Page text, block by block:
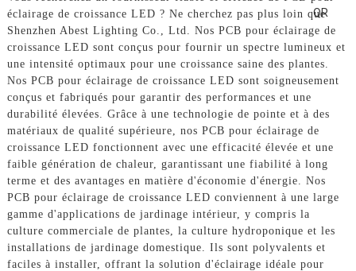
éclairage de croissance LED ? Ne cherchez pas plus loin que
Shenzhen Abest Lighting Co., Ltd. Nos PCB pour éclairage de
croissance LED sont conçus pour fournir un spectre lumineux et
une intensité optimaux pour une croissance saine des plantes.
Nos PCB pour éclairage de croissance LED sont soigneusement
conçus et fabriqués pour garantir des performances et une
durabilité élevées. Grâce à une technologie de pointe et à des
matériaux de qualité supérieure, nos PCB pour éclairage de
croissance LED fonctionnent avec une efficacité élevée et une
faible génération de chaleur, garantissant une fiabilité à long
terme et des avantages en matière d'économie d'énergie. Nos
PCB pour éclairage de croissance LED conviennent à une large
gamme d'applications de jardinage intérieur, y compris la
culture commerciale de plantes, la culture hydroponique et les
installations de jardinage domestique. Ils sont polyvalents et
faciles à installer, offrant la solution d'éclairage idéale pour